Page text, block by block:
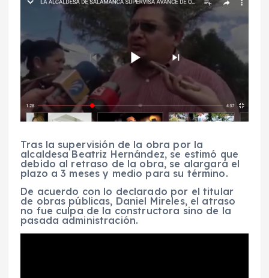
Tras la supervisión de la obra por la
alcaldesa Beatriz Hernández, se estimó que
debido al retraso de la obra, se alargará el
plazo a 3 meses y medio para su término.
De acuerdo con lo declarado por el titular
de obras públicas, Daniel Mireles, el atraso
no fue culpa de la constructora sino de la
pasada administración.